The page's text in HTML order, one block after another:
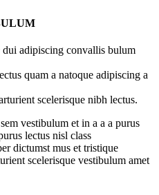
adipiscing convallis bulum
quam a natoque adipiscing a
scelerisque nibh lectus.
vestibulum et in a a a purus
lectus nisl class
dictumst mus et tristique
scelerisque vestibulum amet